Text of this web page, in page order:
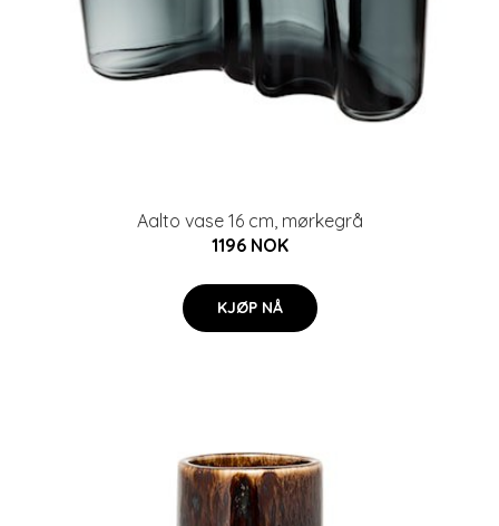
Aalto vase 16 cm, mørkegrå
1196 NOK
KJØP NÅ